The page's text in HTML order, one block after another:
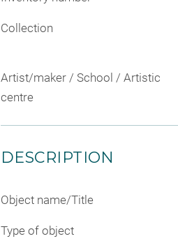
Collection
Artist/maker / School / Artistic
centre
DESCRIPTION
Object name/Title
Type of object